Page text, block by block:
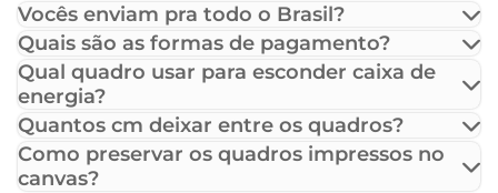
Vocês enviam pra todo o Brasil?
Quais são as formas de pagamento?
Qual quadro usar para esconder caixa de
energia?
Quantos cm deixar entre os quadros?
Como preservar os quadros impressos no
canvas?